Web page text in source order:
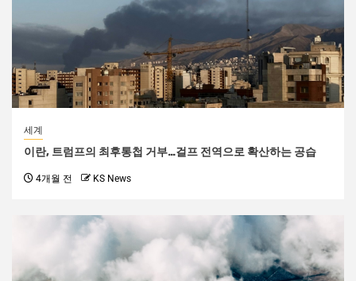
세계
이란, 트럼프의 최후통첩 거부…걸프 전역으로 확산하는 공습
4개월 전 KS News